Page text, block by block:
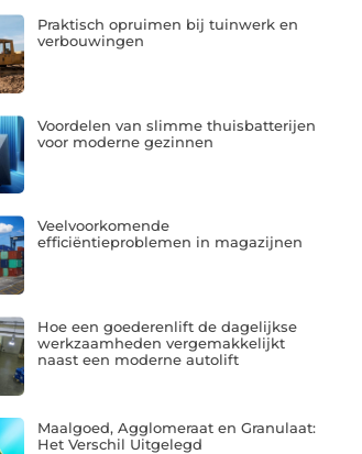
Praktisch opruimen bij tuinwerk en
verbouwingen
Voordelen van slimme thuisbatterijen
voor moderne gezinnen
Veelvoorkomende
efficiëntieproblemen in magazijnen
Hoe een goederenlift de dagelijkse
werkzaamheden vergemakkelijkt
naast een moderne autolift
Maalgoed, Agglomeraat en Granulaat:
Het Verschil Uitgelegd